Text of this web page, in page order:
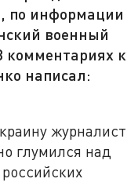
по информации
военный
к
написал:
журналист
глумился над